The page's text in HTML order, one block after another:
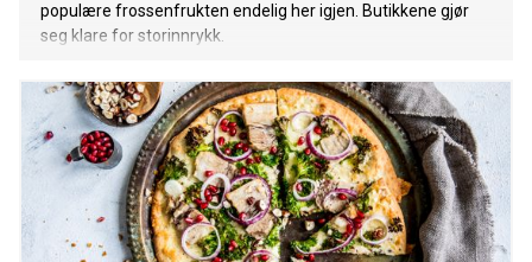
populære frossenfrukten endelig her igjen. Butikkene gjør
seg klare for storinnrykk.